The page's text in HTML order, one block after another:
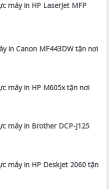
máy in HP LaserJet MFP
in Canon MF443DW tận nơi
máy in HP M605x tận nơi
máy in Brother DCP-J125
máy in HP Deskjet 2060 tận